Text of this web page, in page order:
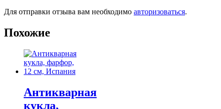
Для отправки отзыва вам необходимо авторизоваться.
Похожие
Антикварная
кукла,